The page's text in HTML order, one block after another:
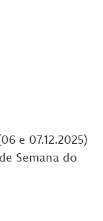
e 07.12.2025)
Semana do